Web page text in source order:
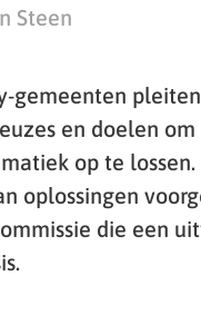
Steen
gemeenten
en doelen om
op te lossen.
oplossingen
die een